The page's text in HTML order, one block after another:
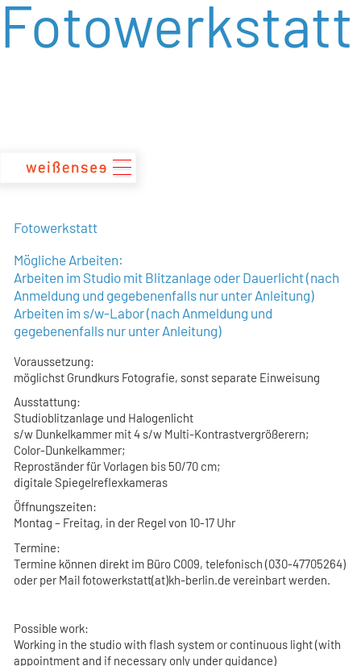
zum
Inhalt
Fotowerkstatt
Fotowerkstatt
Mögliche Arbeiten:
Arbeiten im Studio mit Blitzanlage oder Dauerlicht (nach
Anmeldung und gegebenenfalls nur unter Anleitung)
Arbeiten im s/w-Labor (nach Anmeldung und
gegebenenfalls nur unter Anleitung)
Voraussetzung:
möglichst Grundkurs Fotografie, sonst separate Einweisung
Ausstattung:
Studioblitzanlage und Halogenlicht
s/w Dunkelkammer mit 4 s/w Multi-Kontrastvergrößerern;
Color-Dunkelkammer;
Reproständer für Vorlagen bis 50/70 cm;
digitale Spiegelreflexkameras
Öffnungszeiten:
Montag – Freitag, in der Regel von 10-17 Uhr
Termine:
Termine können direkt im Büro C009, telefonisch (030-47705264)
oder per Mail fotowerkstatt(at)kh-berlin.de vereinbart werden.
Possible work:
Working in the studio with flash system or continuous light (with
appointment and if necessary only under guidance)